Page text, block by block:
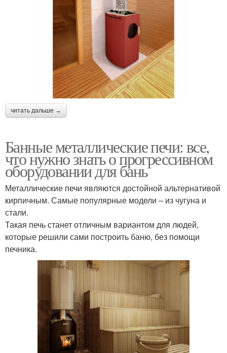
читать дальше →
Банные металлические печи: все,
что нужно знать о прогрессивном
оборудовании для бань
Металлические печи являются достойной альтернативой
кирпичным. Самые популярные модели – из чугуна и
стали.
Такая печь станет отличным вариантом для людей,
которые решили сами построить баню, без помощи
печника.